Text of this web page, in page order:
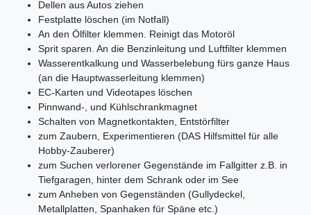
Dellen aus Autos ziehen
Festplatte löschen (im Notfall)
An den Ölfilter klemmen. Reinigt das Motoröl
Sprit sparen. An die Benzinleitung und Luftfilter klemmen
Wasserentkalkung und Wasserbelebung fürs ganze Haus
(an die Hauptwasserleitung klemmen)
EC-Karten und Videotapes löschen
Pinnwand-, und Kühlschrankmagnet
Schalten von Magnetkontakten, Entstörfilter
zum Zaubern, Experimentieren (DAS Hilfsmittel für alle
Hobby-Zauberer)
zum Suchen verlorener Gegenstände im Fallgitter z.B. in
Tiefgaragen, hinter dem Schrank oder im See
zum Anheben von Gegenständen (Gullydeckel,
Metallplatten, Spanhaken für Späne etc.)